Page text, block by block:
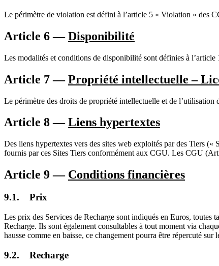
Le périmètre de violation est défini à l’article 5 « Violation » des
Article 6 —Disponibilité
Les modalités et conditions de disponibilité sont définies à
Article 7 —Propriété intellectuelle –
Le périmètre des droits de propriété intellectuelle et de
Article 8 —Liens hypertextes
Des liens hypertextes vers des sites web exploités par des Tiers
fournis par ces Sites Tiers conformément aux CGU. Les CGU
Article 9 — Conditions financières
9.1. Prix
Les prix des Services de Recharge sont indiqués en Euros, toutes
Recharge. Ils sont également consultables à tout moment via
hausse comme en baisse, ce changement pourra être répercuté sur
9.2. Recharge